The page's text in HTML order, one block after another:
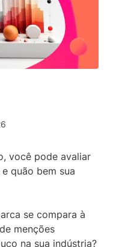
você pode avaliar
quão bem sua
se compara à
menções
na sua indústria?